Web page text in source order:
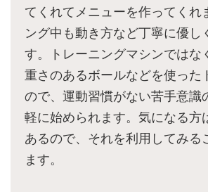
てくれてメニューを作ってくれ
ング中も動き方など丁寧に優し
す。トレーニングマシンではな
重さのあるボールなどを使った
ので、運動習慣がない苦手意識
軽に始められます。気になる方
あるので、それを利用してみる
ます。